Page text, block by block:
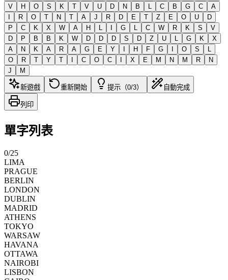
V
H O S K T V U D N B L C B G C
A
I
R O T N T A J R D E T Z E O U
D
P
C K X W A H L I G L C W R K S
V
D
P B B K W D D D S D Z U L G K
X
A
N K A R A G E Y I H F G I O S
L
O
R T Y T I C O C I X E M N M R
N
J
M
新遊戲 重新開始 提示（0/3） 自動完成
列印
單字列表
0/25
LIMA
PRAGUE
BERLIN
LONDON
DUBLIN
MADRID
ATHENS
TOKYO
WARSAW
HAVANA
OTTAWA
NAIROBI
LISBON